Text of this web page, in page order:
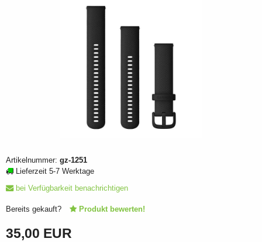
Artikelnummer: gz-1251
Lieferzeit 5-7 Werktage
bei Verfügbarkeit benachrichtigen
Bereits gekauft? Produkt bewerten!
35,00 EUR